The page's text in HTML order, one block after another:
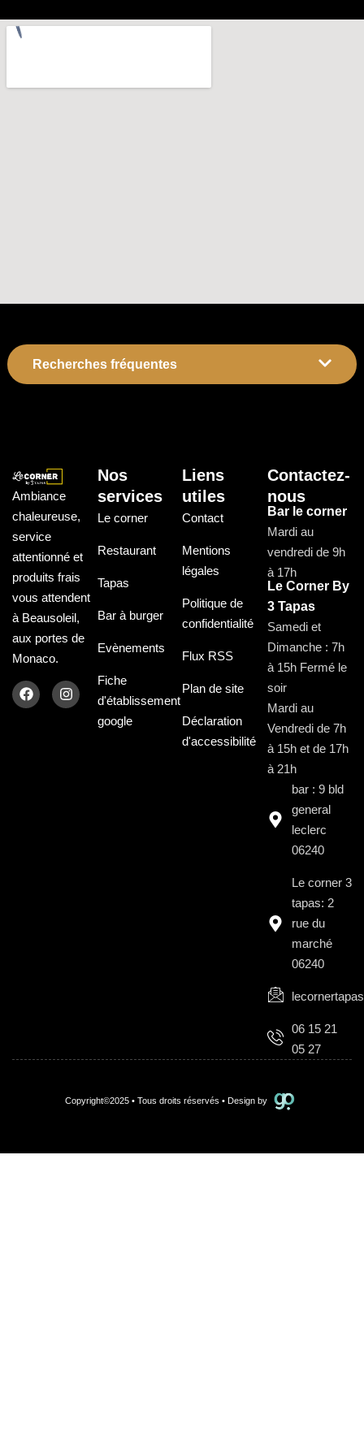
Recherches fréquentes
Ambiance
chaleureuse,
service
attentionné et
produits frais
vous attendent
à Beausoleil,
aux portes de
Monaco.
Nos
services
Le corner
Restaurant
Tapas
Bar à burger
Evènements
Fiche
d'établissement
google
Liens
utiles
Contact
Mentions
légales
Politique de
confidentialité
Flux RSS
Plan de site
Déclaration
d'accessibilité
Contactez-
nous
Bar le corner
Mardi au
vendredi de 9h
à 17h
Le Corner By
3 Tapas
Samedi et
Dimanche : 7h
à 15h Fermé le
soir
Mardi au
Vendredi de 7h
à 15h et de 17h
à 21h
bar : 9 bld
general
leclerc
06240
Le corner 3
tapas: 2
rue du
marché
06240
06 15 21
05 27
Copyright©2025 • Tous droits réservés • Design by